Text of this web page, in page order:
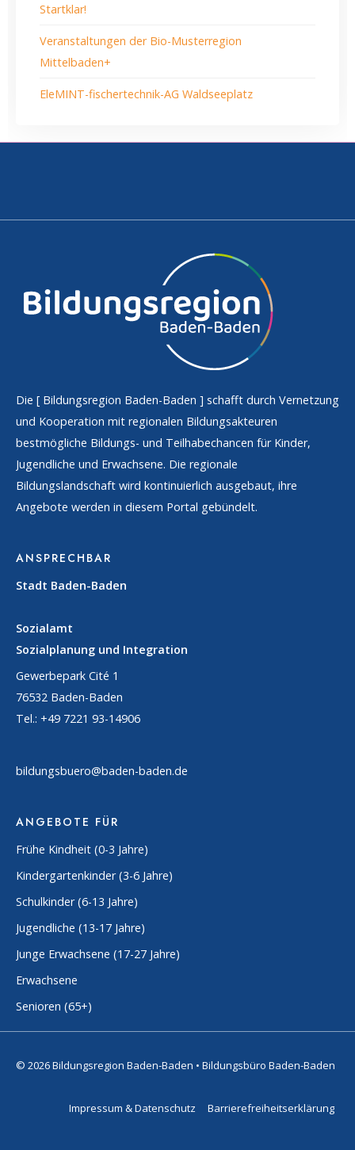
Startklar!
Veranstaltungen der Bio-Musterregion
Mittelbaden+
EleMINT-fischertechnik-AG Waldseeplatz
Die [ Bildungsregion Baden-Baden ] schafft durch Vernetzung
und Kooperation mit regionalen Bildungsakteuren
bestmögliche Bildungs- und Teilhabechancen für Kinder,
Jugendliche und Erwachsene. Die regionale
Bildungslandschaft wird kontinuierlich ausgebaut, ihre
Angebote werden in diesem Portal gebündelt.
ANSPRECHBAR
Stadt Baden-Baden
Sozialamt
Sozialplanung und Integration
Gewerbepark Cité 1
76532 Baden-Baden
Tel.: +49 7221 93-14906
bildungsbuero@baden-baden.de
ANGEBOTE FÜR
Frühe Kindheit (0-3 Jahre)
Kindergartenkinder (3-6 Jahre)
Schulkinder (6-13 Jahre)
Jugendliche (13-17 Jahre)
Junge Erwachsene (17-27 Jahre)
Erwachsene
Senioren (65+)
© 2026 Bildungsregion Baden-Baden • Bildungsbüro Baden-Baden
Impressum & Datenschutz Barrierefreiheitserklärung